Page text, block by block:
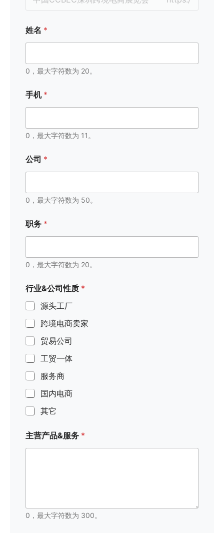
姓名 *
0，最大字符数为 20。
手机 *
0，最大字符数为 11。
公司 *
0，最大字符数为 50。
*
*
职务 *
0，最大字符数为 20。
行业&公司性质 *
源头工厂
跨境电商卖家
贸易公司
工贸一体
服务商
国内电商
其它
主营产品&服务 *
0，最大字符数为 300。